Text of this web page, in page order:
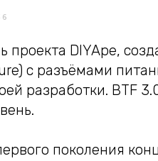
проекта DIYApe,
с разъёмами
разработки. BTF
поколения